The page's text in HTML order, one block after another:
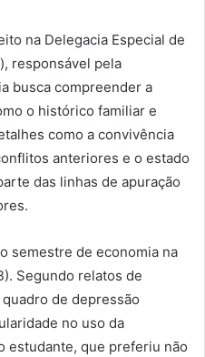
na Delegacia Especial de
responsável pela
busca compreender a
o histórico familiar e
como a convivência
anteriores e o estado
das linhas de apuração
semestre de economia na
Segundo relatos de
de depressão
no uso da
estudante, que preferiu não